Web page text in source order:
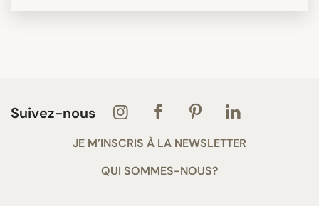
Suivez-nous
JE M’INSCRIS À LA NEWSLETTER
QUI SOMMES-NOUS?